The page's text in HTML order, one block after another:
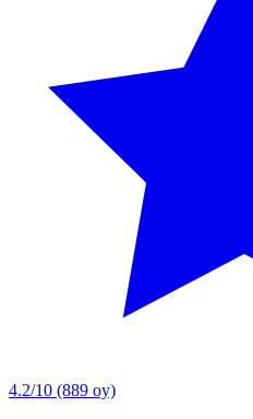
4.2/10 (889 oy)